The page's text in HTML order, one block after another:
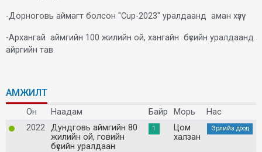
-Дорноговь аймагт болсон "Cup-2023" уралдаанд аман хүзүү
-Архангай аймгийн 100 жилийн ой, хангайн бүсийн уралдаанд
айргийн тав
АМЖИЛТ
Он Наадам Байр Морь
Нас
2022 Дундговь аймгийн 80
жилийн ой, говийн
бүсийн уралдаан
1
Цом
халзан
Эрлийз доод